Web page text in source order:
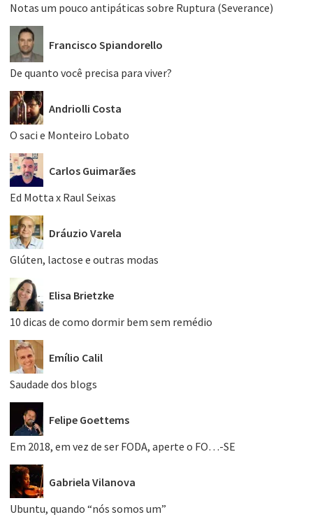
Notas um pouco antipáticas sobre Ruptura (Severance)
Francisco Spiandorello
De quanto você precisa para viver?
Andriolli Costa
O saci e Monteiro Lobato
Carlos Guimarães
Ed Motta x Raul Seixas
Dráuzio Varela
Glúten, lactose e outras modas
Elisa Brietzke
10 dicas de como dormir bem sem remédio
Emílio Calil
Saudade dos blogs
Felipe Goettems
Em 2018, em vez de ser FODA, aperte o FO…-SE
Gabriela Vilanova
Ubuntu, quando “nós somos um”